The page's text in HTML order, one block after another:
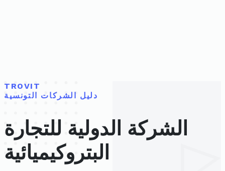
TROVIT
دليل الشركات التونسية
الشركة الدولية للتجارة
البتروكيميائية